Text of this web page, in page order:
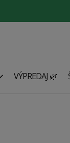
VÝPREDAJ 🌿